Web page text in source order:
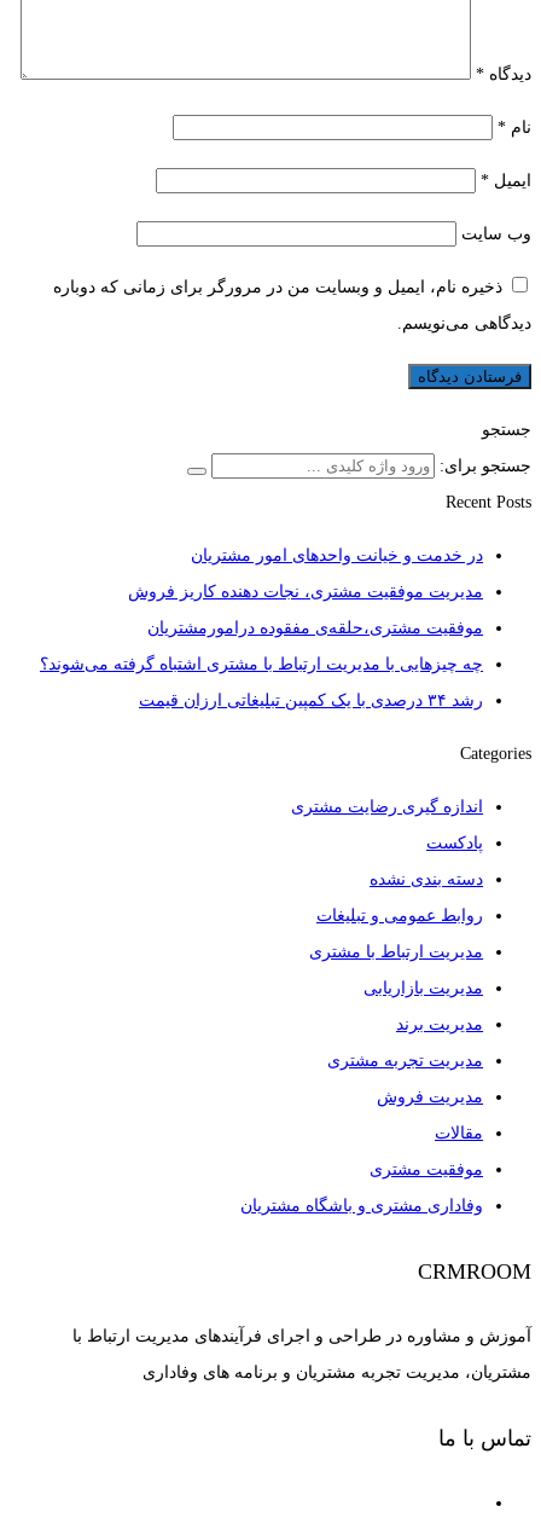
دیدگاه *
نام *
ایمیل *
وب‌ سایت
ذخیره نام، ایمیل و وبسایت من در مرورگر برای زمانی که دوباره
دیدگاهی می‌نویسم.
جستجو
جستجو برای:
Recent Posts
در خدمت و خیانت واحدهای امور مشتریان
مدیریت موفقیت مشتری، نجات دهنده کاریز فروش
موفقیت مشتری،حلقه‌ی مفقوده درامورمشتریان
چه چیزهایی با مدیریت ارتباط با مشتری اشتباه گرفته می‌شوند؟
رشد ۳۴ درصدی با یک کمپین تبلیغاتی ارزان قیمت
Categories
اندازه گیری رضایت مشتری
پادکست
دسته بندی نشده
روابط عمومی و تبلیغات
مدیریت ارتباط با مشتری
مدیریت بازاریابی
مدیریت برند
مدیریت تجربه مشتری
مدیریت فروش
مقالات
موفقیت مشتری
وفاداری مشتری و باشگاه مشتریان
CRMROOM
آموزش و مشاوره در طراحی و اجرای فرآیندهای مدیریت ارتباط با
مشتریان، مدیریت تجربه مشتریان و برنامه های وفاداری
تماس با ما